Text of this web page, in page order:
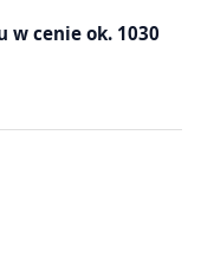
w cenie ok. 1030